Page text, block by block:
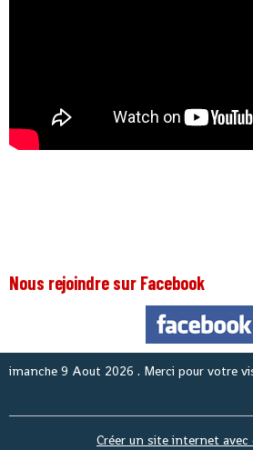
Nous rejoindre sur Facebook
9 Aout 2026 . Merci pour votre visite
Créer un site internet